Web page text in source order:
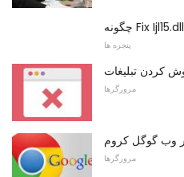
پنجره ها
مرورگرها
وب گوگل کروم
مرورگرها